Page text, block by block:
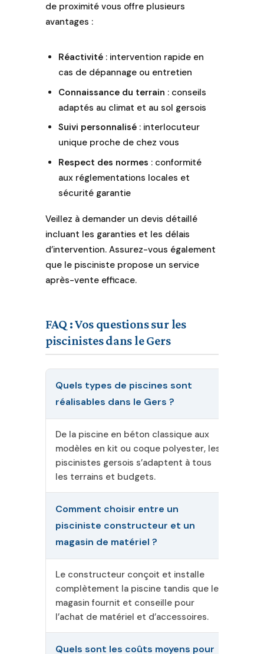
de proximité vous offre plusieurs
avantages :
Réactivité : intervention rapide en
cas de dépannage ou entretien
Connaissance du terrain : conseils
adaptés au climat et au sol gersois
Suivi personnalisé : interlocuteur
unique proche de chez vous
Respect des normes : conformité
aux réglementations locales et
sécurité garantie
Veillez à demander un devis détaillé
incluant les garanties et les délais
d’intervention. Assurez-vous également
que le pisciniste propose un service
après-vente efficace.
FAQ : Vos questions sur les
piscinistes dans le Gers
Quels types de piscines sont
réalisables dans le Gers ?
De la piscine en béton classique aux
modèles en kit ou coque polyester, les
piscinistes gersois s’adaptent à tous
les terrains et budgets.
Comment choisir entre un
pisciniste constructeur et un
magasin de matériel ?
Le constructeur conçoit et installe
complètement la piscine tandis que le
magasin fournit et conseille pour
l’achat de matériel et d’accessoires.
Quels sont les coûts moyens pour